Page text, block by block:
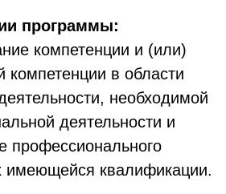
программы:
компетенции и (или)
компетенции в области
необходимой
деятельности и
профессионального
имеющейся квалификации.